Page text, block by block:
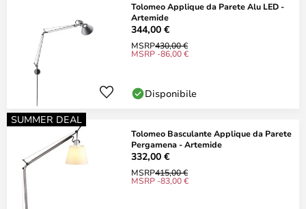
Tolomeo Applique da Parete Alu LED -
Artemide
344,00 €
MSRP430,00 €
MSRP -86,00 €
Disponibile
SUMMER DEAL
Tolomeo Basculante Applique da Parete
Pergamena - Artemide
332,00 €
MSRP415,00 €
MSRP -83,00 €